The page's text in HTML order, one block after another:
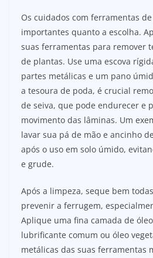
Os cuidados com ferramentas
importantes quanto a escolha.
suas ferramentas para remover
de plantas. Use uma escova
partes metálicas e um pano
a tesoura de poda, é crucial
de seiva, que pode endurecer e
movimento das lâminas. Um
lavar sua pá de mão e ancinho
após o uso em solo úmido,
e grude.
Após a limpeza, seque bem
prevenir a ferrugem,
Aplique uma fina camada de
lubrificante comum ou óleo
metálicas das suas ferramentas